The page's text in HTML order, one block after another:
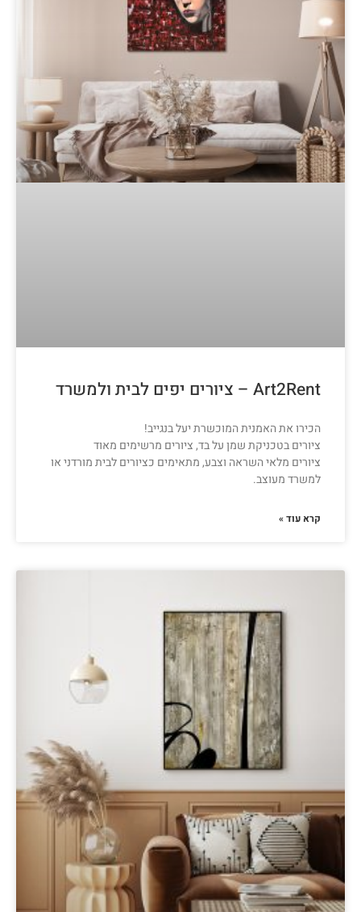
Art2Rent – ציורים יפים לבית ולמשרד
הכירו את האמנית המוכשרת יעל בנגייב!
ציורים בטכניקת שמן על בד, ציורים מרשימים מאוד
ציורים מלאי השראה וצבע, מתאימים כציורים לבית מורדני או
למשרד מעוצב.
קרא עוד »